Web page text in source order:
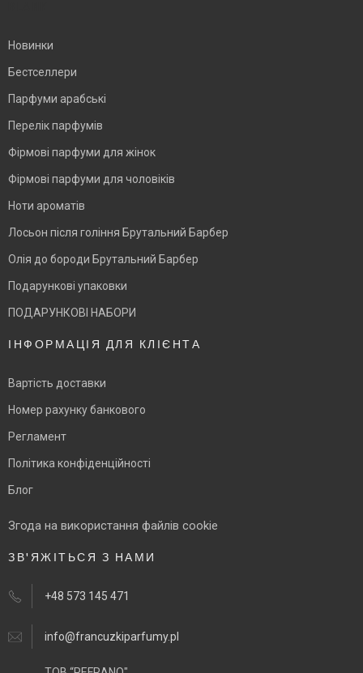
Новинки
Бестселлери
Парфуми арабські
Перелік парфумів
Фірмові парфуми для жінок
Фірмові парфуми для чоловіків
Ноти ароматів
Лосьон після гоління Брутальний Барбер
Олія до бороди Брутальний Барбер
Подарункові упаковки
ПОДАРУНКОВІ НАБОРИ
ІНФОРМАЦІЯ ДЛЯ КЛІЄНТА
Вартість доставки
Номер рахунку банкового
Регламент
Політика конфіденційності
Блог
Згода на використання файлів cookie
ЗВ'ЯЖІТЬСЯ З НАМИ
+48 573 145 471
info@francuzkiparfumy.pl